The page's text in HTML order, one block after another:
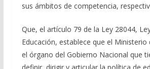
sus ámbitos de competencia,
Que, el artículo 79 de la Ley 28044,
Educación, establece que el Ministerio
el órgano del Gobierno Nacional que